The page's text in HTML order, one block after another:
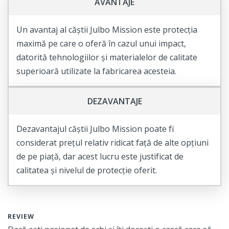
Un avantaj al căștii Julbo Mission este protecția
maximă pe care o oferă în cazul unui impact,
datorită tehnologiilor și materialelor de calitate
superioară utilizate la fabricarea acesteia.
DEZAVANTAJE
Dezavantajul căștii Julbo Mission poate fi
considerat prețul relativ ridicat față de alte opțiuni
de pe piață, dar acest lucru este justificat de
calitatea și nivelul de protecție oferit.
REVIEW